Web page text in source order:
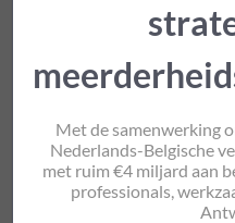
Met de samenwerking
Nederlands-Belgische
met ruim €4 miljard aan
professionals,